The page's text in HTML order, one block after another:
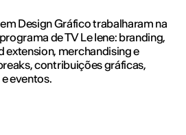
Design Gráfico trabalharam na
de TV Le Iene: branding,
extension, merchandising e
contribuições gráficas,
eventos.